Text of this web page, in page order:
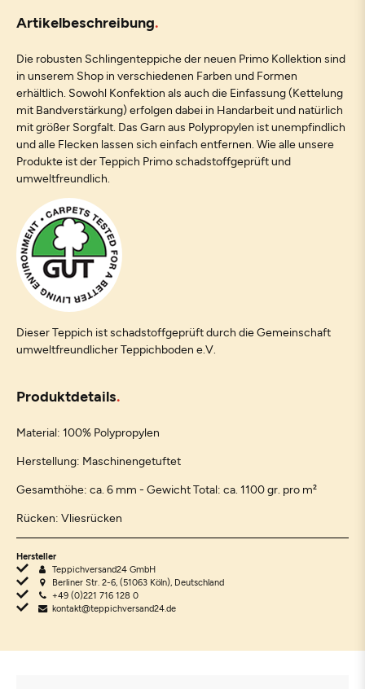
Artikelbeschreibung
Die robusten Schlingenteppiche der neuen Primo Kollektion sind
in unserem Shop in verschiedenen Farben und Formen
erhältlich. Sowohl Konfektion als auch die Einfassung (Kettelung
mit Bandverstärkung) erfolgen dabei in Handarbeit und natürlich
mit größer Sorgfalt. Das Garn aus Polypropylen ist unempfindlich
und alle Flecken lassen sich einfach entfernen. Wie alle unsere
Produkte ist der Teppich Primo schadstoffgeprüft und
umweltfreundlich.
Dieser Teppich ist schadstoffgeprüft durch die Gemeinschaft
umweltfreundlicher Teppichboden e.V.
Produktdetails
Material: 100% Polypropylen
Herstellung: Maschinengetuftet
Gesamthöhe: ca. 6 mm - Gewicht Total: ca. 1100 gr. pro m²
Rücken: Vliesrücken
Hersteller
Teppichversand24 GmbH
Berliner Str. 2-6, (51063 Köln), Deutschland
+49 (0)221 716 128 0
kontakt@teppichversand24.de